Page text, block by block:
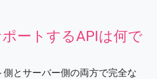
ポートするAPIは何で
側とサーバー側の両方で完全な